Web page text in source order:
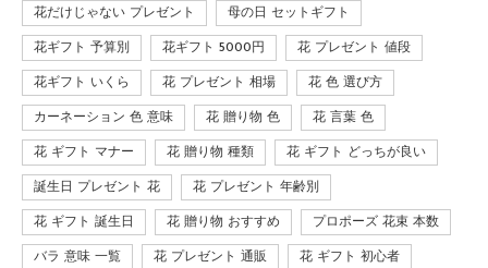
花だけじゃない プレゼント 母の日 セットギフト
花ギフト 予算別 花ギフト 5000円 花 プレゼント 値段
花ギフト いくら 花 プレゼント 相場 花 色 選び方
カーネーション 色 意味 花 贈り物 色 花 言葉 色
花 ギフト マナー 花 贈り物 種類 花 ギフト どっちが良い
誕生日 プレゼント 花 花 プレゼント 年齢別
花 ギフト 誕生日 花 贈り物 おすすめ プロポーズ 花束 本数
バラ 意味 一覧 花 プレゼント 通販 花 ギフト 初心者